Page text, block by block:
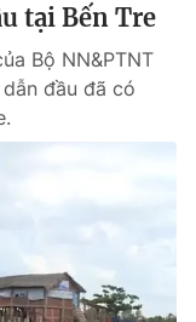
tại Bến Tre
Bộ NN&PTNT
đầu đã có